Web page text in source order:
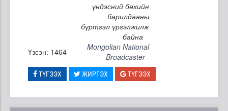
үндэсний бөхийн
барилдааны
бүртгэл үргэлжилж
байна
Үзсэн: 1464
Mongolian National
Broadcaster
ТҮГЭЭХ ЖИРГЭХ ТҮГЭЭХ